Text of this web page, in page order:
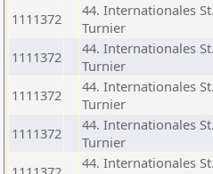
1111372
44. Internationales
Turnier
1111372
44. Internationales
Turnier
1111372
44. Internationales
Turnier
1111372
44. Internationales
Turnier
44. Internationales